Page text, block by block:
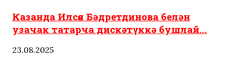
Казанда Илсөя Бәдретдинова белән
узачак татарча дискәтүккә бушлай...
23.08.2025